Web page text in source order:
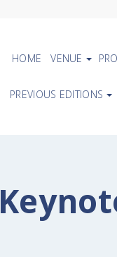
HOME VENUE
PREVIOUS EDITIONS